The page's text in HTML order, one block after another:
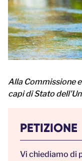
Alla Commissione
capi di Stato
PETIZIONE
Vi chiediamo di